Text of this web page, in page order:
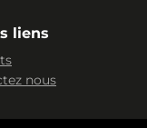
liens
nous